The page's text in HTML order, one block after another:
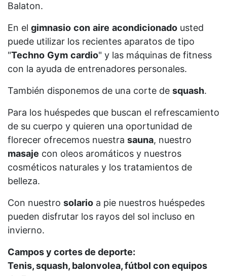
Balaton.
En el gimnasio con aire acondicionado usted
puede utilizar los recientes aparatos de tipo
"Techno Gym cardio" y las máquinas de fitness
con la ayuda de entrenadores personales.
También disponemos de una corte de squash.
Para los huéspedes que buscan el refrescamiento
de su cuerpo y quieren una oportunidad de
florecer ofrecemos nuestra sauna, nuestro
masaje con oleos aromáticos y nuestros
cosméticos naturales y los tratamientos de
belleza.
Con nuestro solario a pie nuestros huéspedes
pueden disfrutar los rayos del sol incluso en
invierno.
Campos y cortes de deporte:
Tenis, squash, balonvolea, fútbol con equipos